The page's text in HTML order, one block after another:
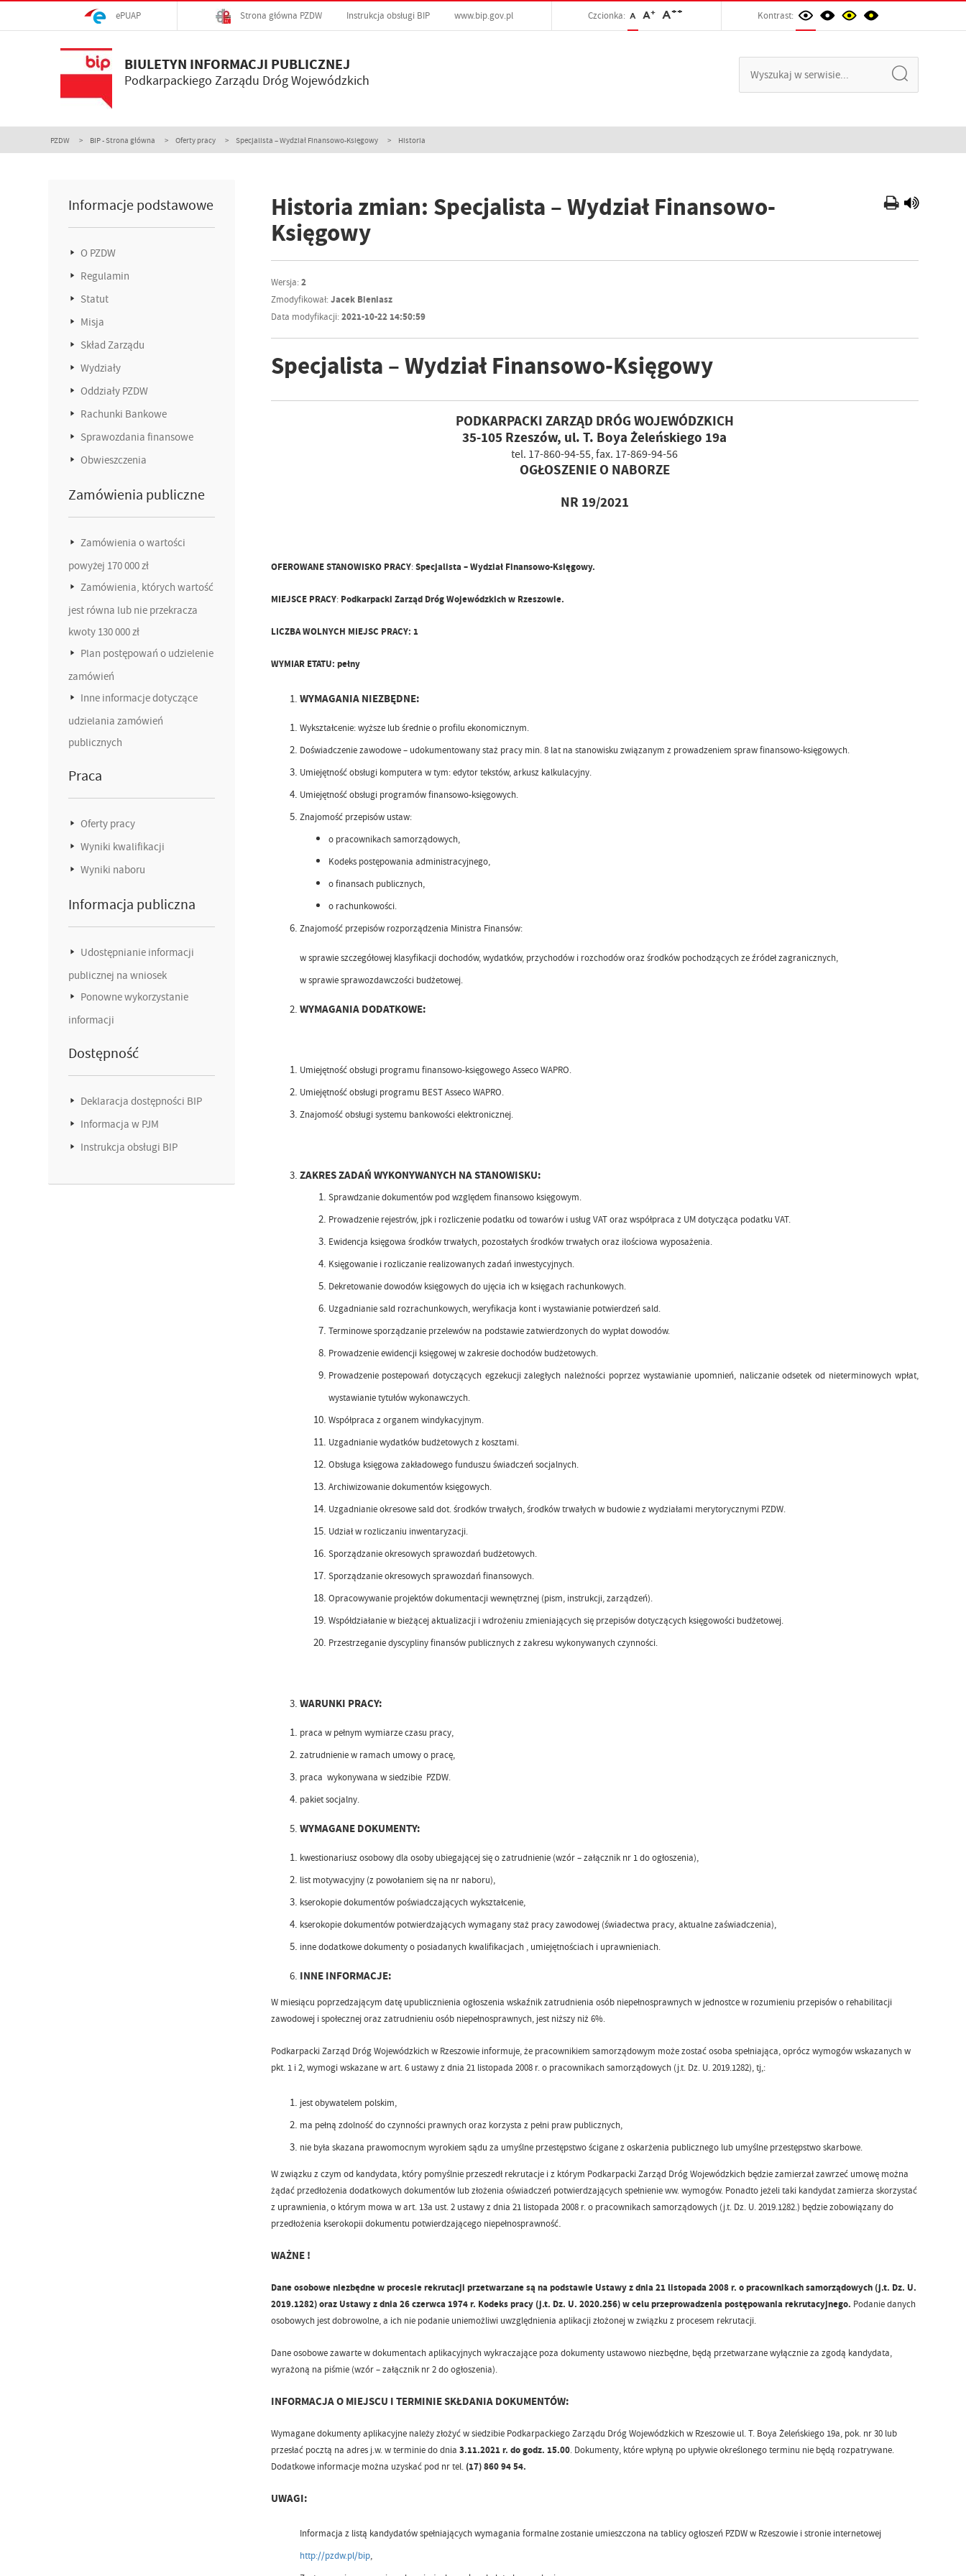
ePUAP Strona główna PZDW Instrukcja obsługi BIP www.bip.gov.pl Czcionka: A A+ A++ Kontrast:
BIULETYN INFORMACJI PUBLICZNEJ
Podkarpackiego Zarządu Dróg Wojewódzkich
PZDW BIP - Strona główna Oferty pracy Specjalista – Wydział Finansowo-Księgowy Historia
Informacje podstawowe
O PZDW
Regulamin
Statut
Misja
Skład Zarządu
Wydziały
Oddziały PZDW
Rachunki Bankowe
Sprawozdania finansowe
Obwieszczenia
Zamówienia publiczne
Zamówienia o wartości
powyżej 170 000 zł
Zamówienia, których wartość
jest równa lub nie przekracza
kwoty 130 000 zł
Plan postępowań o udzielenie
zamówień
Inne informacje dotyczące
udzielania zamówień
publicznych
Praca
Oferty pracy
Wyniki kwalifikacji
Wyniki naboru
Informacja publiczna
Udostępnianie informacji
publicznej na wniosek
Ponowne wykorzystanie
informacji
Dostępność
Deklaracja dostępności BIP
Informacja w PJM
Instrukcja obsługi BIP
Historia zmian: Specjalista – Wydział Finansowo-
Księgowy
Wersja:2
Zmodyfikował:Jacek Bieniasz
Data modyfikacji:2021-10-22 14:50:59
Specjalista – Wydział Finansowo-Księgowy
PODKARPACKI ZARZĄD DRÓG WOJEWÓDZKICH
35-105 Rzeszów, ul. T. Boya Żeleńskiego 19a
tel. 17-860-94-55, fax. 17-869-94-56
OGŁOSZENIE O NABORZE
NR 19/2021
OFEROWANE STANOWISKO PRACY:Specjalista – Wydział Finansowo-Księgowy.
MIEJSCE PRACY: Podkarpacki Zarząd Dróg Wojewódzkich w Rzeszowie.
LICZBA WOLNYCH MIEJSC PRACY: 1
WYMIAR ETATU: pełny
WYMAGANIA NIEZBĘDNE:
Wykształcenie: wyższe lub średnie o profilu ekonomicznym.
Doświadczenie zawodowe – udokumentowany staż pracy min. 8 lat na stanowisku związanym z prowadzeniem spraw finansowo-księgowych.
Umiejętność obsługi komputera w tym: edytor tekstów, arkusz kalkulacyjny.
Umiejętność obsługi programów finansowo-księgowych.
Znajomość przepisów ustaw:
o pracownikach samorządowych,
Kodeks postępowania administracyjnego,
o finansach publicznych,
o rachunkowości.
Znajomość przepisów rozporządzenia Ministra Finansów:
w sprawie szczegółowej klasyfikacji dochodów, wydatków, przychodów i rozchodów oraz środków pochodzących ze źródeł zagranicznych,
w sprawie sprawozdawczości budżetowej.
WYMAGANIA DODATKOWE:
Umiejętność obsługi programu finansowo-księgowego Asseco WAPRO.
Umiejętność obsługi programu BEST Asseco WAPRO.
Znajomość obsługi systemu bankowości elektronicznej.
ZAKRES ZADAŃ WYKONYWANYCH NA STANOWISKU:
Sprawdzanie dokumentów pod względem finansowo księgowym.
Prowadzenie rejestrów, jpk i rozliczenie podatku od towarów i usług VAT oraz współpraca z UM dotycząca podatku VAT.
Ewidencja księgowa środków trwałych, pozostałych środków trwałych oraz ilościowa wyposażenia.
Księgowanie i rozliczanie realizowanych zadań inwestycyjnych.
Dekretowanie dowodów księgowych do ujęcia ich w księgach rachunkowych.
Uzgadnianie sald rozrachunkowych, weryfikacja kont i wystawianie potwierdzeń sald.
Terminowe sporządzanie przelewów na podstawie zatwierdzonych do wypłat dowodów.
Prowadzenie ewidencji księgowej w zakresie dochodów budżetowych.
Prowadzenie postepowań dotyczących egzekucji zaległych należności poprzez wystawianie upomnień, naliczanie odsetek od nieterminowych wpłat,
wystawianie tytułów wykonawczych.
Współpraca z organem windykacyjnym.
Uzgadnianie wydatków budżetowych z kosztami.
Obsługa księgowa zakładowego funduszu świadczeń socjalnych.
Archiwizowanie dokumentów księgowych.
Uzgadnianie okresowe sald dot. środków trwałych, środków trwałych w budowie z wydziałami merytorycznymi PZDW.
Udział w rozliczaniu inwentaryzacji.
Sporządzanie okresowych sprawozdań budżetowych.
Sporządzanie okresowych sprawozdań finansowych.
Opracowywanie projektów dokumentacji wewnętrznej (pism, instrukcji, zarządzeń).
Współdziałanie w bieżącej aktualizacji i wdrożeniu zmieniających się przepisów dotyczących księgowości budżetowej.
Przestrzeganie dyscypliny finansów publicznych z zakresu wykonywanych czynności.
WARUNKI PRACY:
praca w pełnym wymiarze czasu pracy,
zatrudnienie w ramach umowyo pracę,
praca wykonywana w siedzibie PZDW.
pakiet socjalny.
WYMAGANE DOKUMENTY:
kwestionariusz osobowy dla osoby ubiegającej się o zatrudnienie (wzór – załącznik nr 1 do ogłoszenia),
list motywacyjny (z powołaniem się na nr naboru),
kserokopie dokumentów poświadczających wykształcenie,
kserokopie dokumentów potwierdzających wymagany staż pracy zawodowej (świadectwa pracy, aktualne zaświadczenia),
inne dodatkowe dokumenty o posiadanych kwalifikacjach , umiejętnościach i uprawnieniach.
INNE INFORMACJE:
W miesiącu poprzedzającym datę upublicznienia ogłoszenia wskaźnik zatrudnienia osób niepełnosprawnych w jednostce w rozumieniu przepisów o rehabilitacji
zawodowej i społecznej oraz zatrudnieniu osób niepełnosprawnych, jest niższy niż 6%.
Podkarpacki Zarząd Dróg Wojewódzkich w Rzeszowie informuje, że pracownikiem samorządowym może zostać osoba spełniająca, oprócz wymogów wskazanych w
pkt. 1 i 2, wymogi wskazane w art. 6 ustawy z dnia 21 listopada 2008 r. o pracownikach samorządowych (j.t. Dz. U. 2019.1282), tj,:
jest obywatelem polskim,
ma pełną zdolność do czynności prawnych oraz korzysta z pełni praw publicznych,
nie była skazana prawomocnym wyrokiem sądu za umyślne przestępstwo ścigane z oskarżenia publicznego lub umyślne przestępstwo skarbowe.
W związku z czym od kandydata, który pomyślnie przeszedł rekrutacje i z którym Podkarpacki Zarząd Dróg Wojewódzkich będzie zamierzał zawrzeć umowę można
żądać przedłożenia dodatkowych dokumentów lub złożenia oświadczeń potwierdzających spełnienie ww. wymogów. Ponadto jeżeli taki kandydat zamierza skorzystać
z uprawnienia, o którym mowa w art. 13a ust. 2 ustawy z dnia 21 listopada 2008 r. o pracownikach samorządowych (j.t. Dz. U. 2019.1282.) będzie zobowiązany do
przedłożenia kserokopii dokumentu potwierdzającego niepełnosprawność.
WAŻNE !
Dane osobowe niezbędne w procesie rekrutacji przetwarzane są na podstawie Ustawy z dnia 21 listopada 2008 r. o pracownikach samorządowych (j.t. Dz. U.
2019.1282) oraz Ustawy z dnia 26 czerwca 1974 r. Kodeks pracy (j.t. Dz. U. 2020.256) w celu przeprowadzenia postępowania rekrutacyjnego. Podanie danych
osobowych jest dobrowolne, a ich nie podanie uniemożliwi uwzględnienia aplikacji złożonej w związku z procesem rekrutacji.
Dane osobowe zawarte w dokumentach aplikacyjnych wykraczające poza dokumenty ustawowo niezbędne, będą przetwarzane wyłącznie za zgodą kandydata,
wyrażoną na piśmie (wzór – załącznik nr 2 do ogłoszenia).
INFORMACJA O MIEJSCU I TERMINIE SKŁDANIA DOKUMENTÓW:
Wymagane dokumenty aplikacyjne należy złożyć w siedzibie Podkarpackiego Zarządu Dróg Wojewódzkich w Rzeszowie ul. T. Boya Żeleńskiego 19a, pok. nr 30 lub
przesłać pocztą na adres j.w. w terminie do dnia 3.11.2021 r. do godz. 15.00. Dokumenty, które wpłyną po upływie określonego terminu nie będą rozpatrywane.
Dodatkowe informacje można uzyskać pod nr tel. (17) 860 94 54.
UWAGI:
Informacja z listą kandydatów spełniających wymagania formalne zostanie umieszczona na tablicy ogłoszeń PZDW w Rzeszowie i stronie internetowej
http://pzdw.pl/bip,